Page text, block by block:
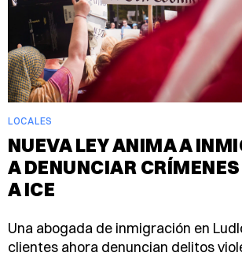
LOCALES
NUEVA LEY ANIMA A
A DENUNCIAR
A ICE
Una abogada de inmigración en
clientes ahora denuncian delitos